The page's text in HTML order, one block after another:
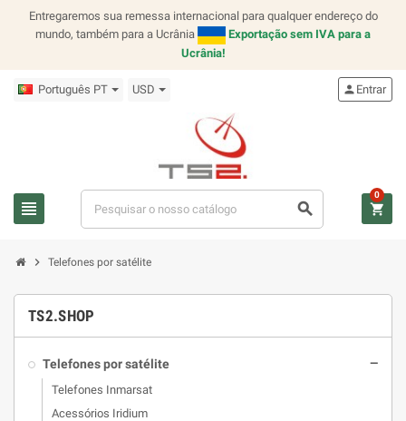
Entregaremos sua remessa internacional para qualquer endereço do
mundo, também para a Ucrânia
Exportação sem IVA para a
Ucrânia!
Português PT USD
view_headline search
person Entrar
shopping_cart
0
chevron_right Telefones por satélite
TS2.SHOP
Telefones por satélite remove
Telefones Inmarsat
Acessórios Iridium